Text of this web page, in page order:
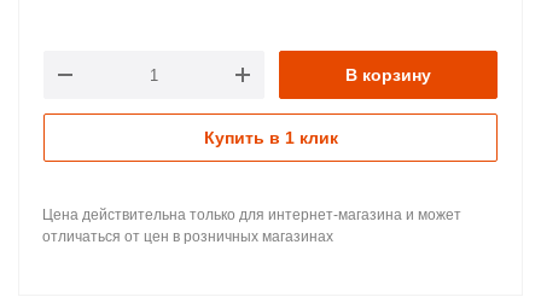
В корзину
Купить в 1 клик
Цена действительна только для интернет-магазина и может
отличаться от цен в розничных магазинах